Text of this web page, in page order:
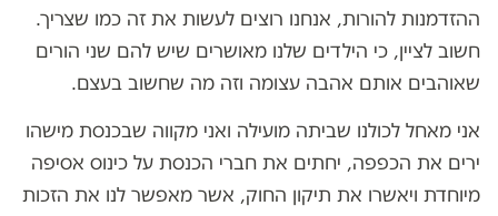
ההזדמנות להורות, אנחנו רוצים לעשות את זה כמו שצריך.
חשוב לציין, כי הילדים שלנו מאושרים שיש להם שני הורים
שאוהבים אותם אהבה עצומה וזה מה שחשוב בעצם.
אני מאחל לכולנו שביתה מועילה ואני מקווה שבכנסת מישהו
ירים את הכפפה, יחתים את חברי הכנסת על כינוס אסיפה
מיוחדת ויאשרו את תיקון החוק, אשר מאפשר לנו את הזכות